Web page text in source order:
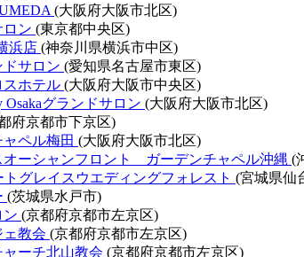
(大阪府大阪市北区)
ロン (東京都中央区)
浜店 (神奈川県横浜市中区)
サロン (愛知県名古屋市東区)
スホテル (大阪府大阪市中央区)
Osakaグランドサロン (大阪府大阪市北区)
府京都市下京区)
ペル梅田 (大阪府大阪市北区)
オーシャンフロント ガーデンチャペル沖縄 (
トグレイスウエディングフォレスト (宮城県仙
(茨城県水戸市)
ン (京都府京都市左京区)
教会 (京都府京都市左京区)
ーチ北山教会 (京都府京都市左京区)